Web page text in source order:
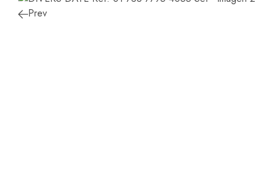
Prev